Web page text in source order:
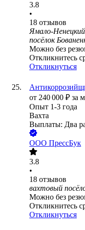
3.8
•
18 отзывов
Ямало-
посёлок
Можно без
Откликнитесь
Откликнуться
от 240 000 ₽ за
Опыт 1-3 года
Вахта
Выплаты: Два
ООО ПрессБук
3.8
•
18 отзывов
вахтовый
Можно без
Откликнитесь
Откликнуться